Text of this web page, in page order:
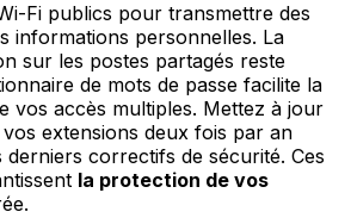
Fi publics pour transmettre des
informations personnelles. La
sur les postes partagés reste
de mots de passe facilite la
vos accès multiples. Mettez à jour
extensions deux fois par an
correctifs de sécurité. Ces
la protection de vos